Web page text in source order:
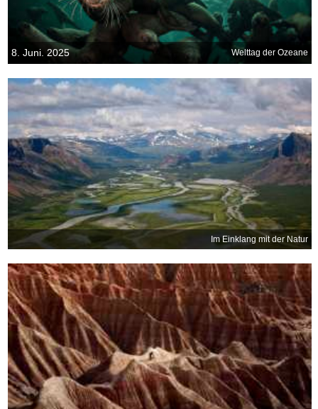
8. Juni. 2025 Welttag der Ozeane
Im Einklang mit der Natur